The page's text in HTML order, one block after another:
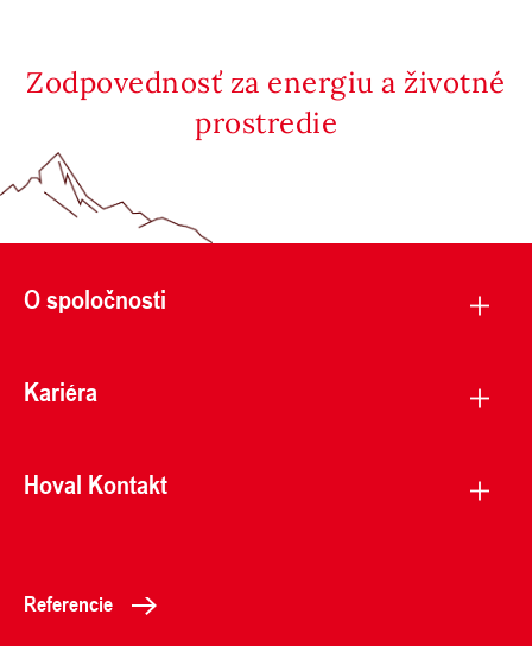
Zodpovednosť za energiu a životné
prostredie
O spoločnosti
Kariéra
Hoval Kontakt
Referencie